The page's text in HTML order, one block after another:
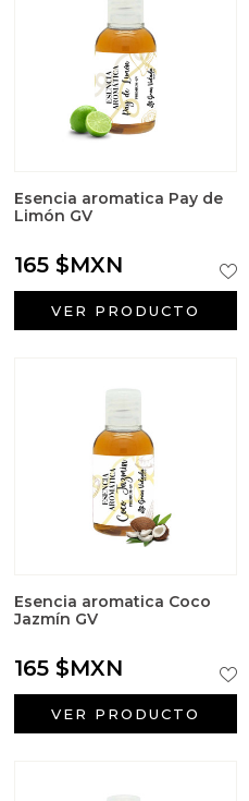
Esencia aromatica Pay de
Limón GV
165 $MXN
VER PRODUCTO
Esencia aromatica Coco
Jazmín GV
165 $MXN
VER PRODUCTO